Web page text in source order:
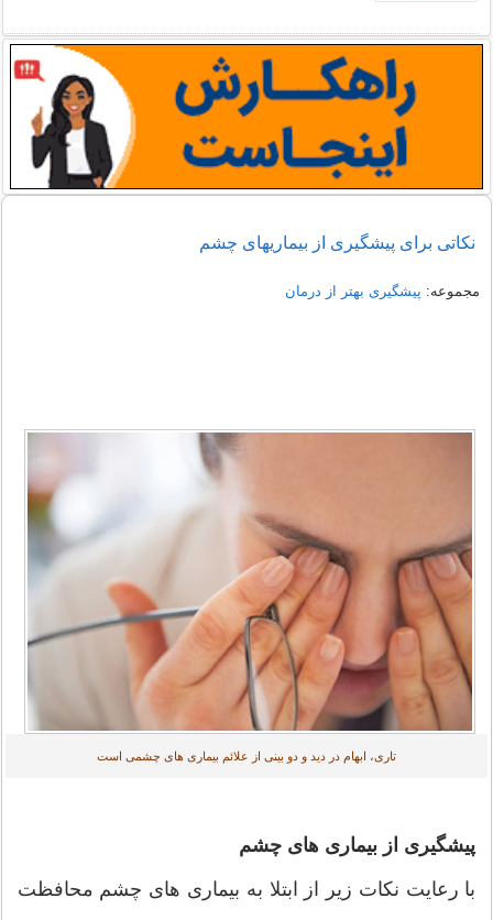
نکاتی برای پیشگیری از بیماریهای چشم
مجموعه: پیشگیری بهتر از درمان
تاری، ابهام در دید و دو بینی از علائم بیماری های چشمی است
پیشگیری از بیماری های چشم
با رعایت نکات زیر از ابتلا به بیماری های چشم محافظت